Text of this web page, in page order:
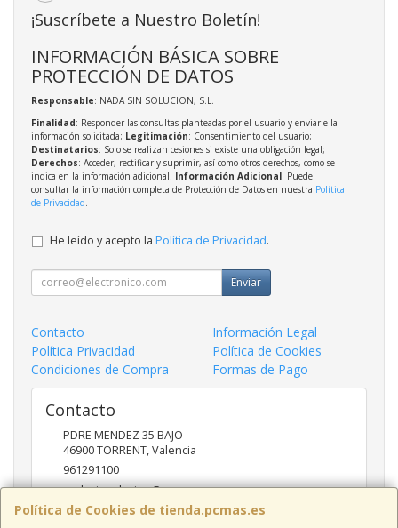
Política de Cookies de tienda.pcmas.es
¡Suscríbete a Nuestro Boletín!
INFORMACIÓN BÁSICA SOBRE
PROTECCIÓN DE DATOS
Responsable: NADA SIN SOLUCION, S.L.
Finalidad: Responder las consultas planteadas por el usuario y enviarle la
información solicitada; Legitimación: Consentimiento del usuario;
Destinatarios: Solo se realizan cesiones si existe una obligación legal;
Derechos: Acceder, rectificar y suprimir, así como otros derechos, como se
indica en la información adicional; Información Adicional: Puede
consultar la información completa de Protección de Datos en nuestra Política
de Privacidad
He leído y acepto la Política de Privacidad.
Enviar
Contacto
Información Legal
Política Privacidad
Política de Cookies
Condiciones de Compra
Formas de Pago
Contacto
PDRE MENDEZ 35 BAJO
46900TORRENT,Valencia
961291100
nadasinsolucion@pcmas.es